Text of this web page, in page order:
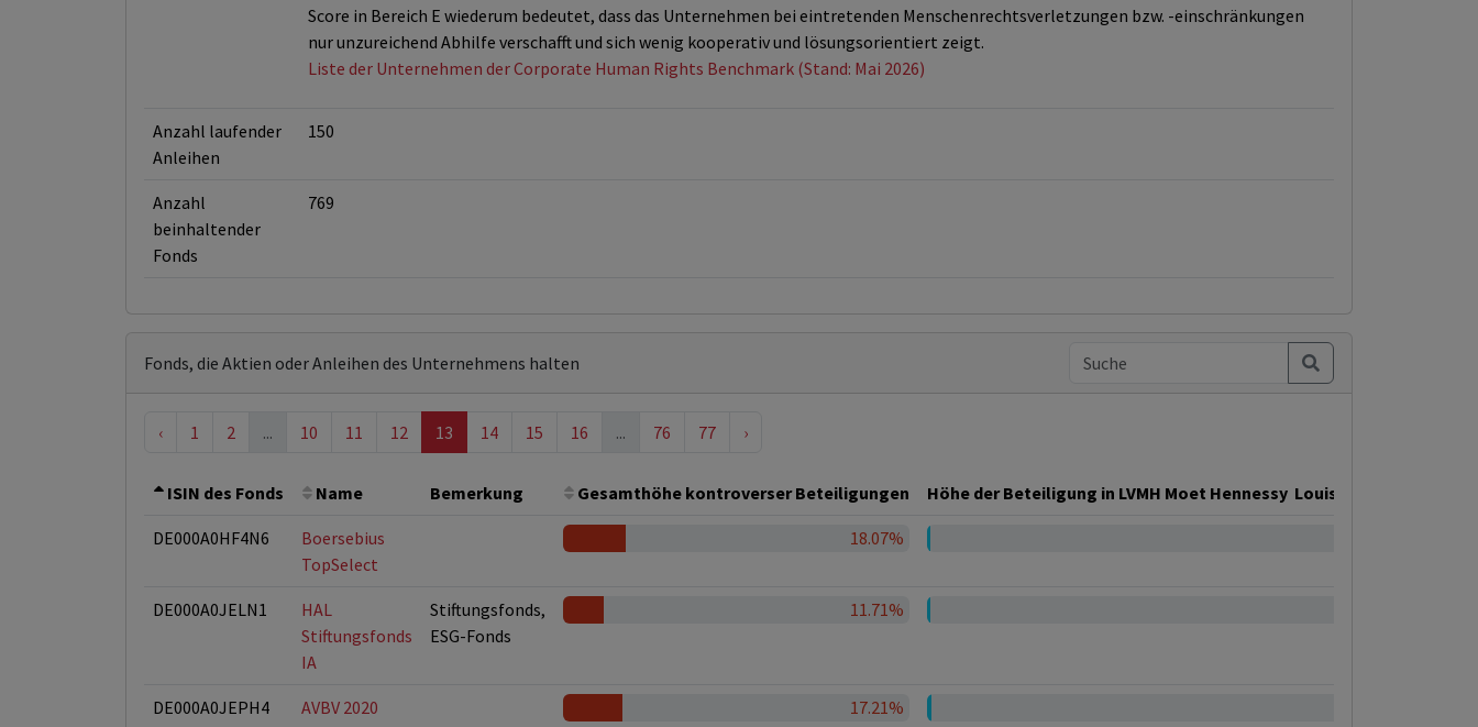
Score in Bereich E wiederum bedeutet, dass das Unternehmen bei eintretenden Menschenrechtsverletzungen bzw. -einschränkungen
nur unzureichend Abhilfe verschafft und sich wenig kooperativ und lösungsorientiert zeigt.
Liste der Unternehmen der Corporate Human Rights Benchmark (Stand: Mai 2026)
Anzahl laufender
Anleihen
150
Anzahl
beinhaltender
Fonds
769
Fonds, die Aktien oder Anleihen des Unternehmens halten
‹ 1 2 ... 10 11 12 13 14 15 16 ... 76 77 ›
ISIN des Fonds Name Bemerkung Gesamthöhe kontroverser Beteiligungen Höhe der Beteiligung in LVMH Moet Hennessy  Louis Vuitton
DE000A0HF4N6
Boersebius
TopSelect
18.07%
DE000A0JELN1
HAL
Stiftungsfonds
IA
Stiftungsfonds,
ESG-Fonds
11.71%
DE000A0JEPH4 AVBV 2020 17.21%